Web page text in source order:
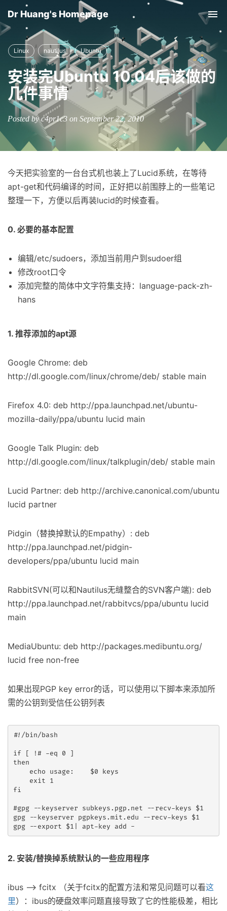
Dr Huang's Homepage
Linux nautilus Ubuntu
安装完Ubuntu 10.04后该做的
几件事情
Posted by c4pr1c3 on September 22, 2010
今天把实验室的一台台式机也装上了Lucid系统，在等待
apt-get和代码编译的时间，正好把以前围脖上的一些笔记
整理一下，方便以后再装lucid的时候查看。
0. 必要的基本配置
编辑/etc/sudoers，添加当前用户到sudoer组
修改root口令
添加完整的简体中文字符集支持：language-pack-zh-
hans
1. 推荐添加的apt源
Google Chrome: deb
http://dl.google.com/linux/chrome/deb/ stable main
Firefox 4.0: deb http://ppa.launchpad.net/ubuntu-
mozilla-daily/ppa/ubuntu lucid main
Google Talk Plugin: deb
http://dl.google.com/linux/talkplugin/deb/ stable main
Lucid Partner: deb http://archive.canonical.com/ubuntu
lucid partner
Pidgin（替换掉默认的Empathy）: deb
http://ppa.launchpad.net/pidgin-
developers/ppa/ubuntu lucid main
RabbitSVN(可以和Nautilus无缝整合的SVN客户端): deb
http://ppa.launchpad.net/rabbitvcs/ppa/ubuntu lucid
main
MediaUbuntu: deb http://packages.medibuntu.org/
lucid free non-free
如果出现PGP key error的话，可以使用以下脚本来添加所
需的公钥到受信任公钥列表
#!/bin/bash
if [ !# -eq 0 ]
then
    echo usage:    $0 keys
    exit 1
fi
#gpg --keyserver subkeys.pgp.net --recv-keys $1
gpg --keyserver pgpkeys.mit.edu --recv-keys $1
2. 安装/替换掉系统默认的一些应用程序
ibus —-> fcitx （关于fcitx的配置方法和常见问题可以看这
里）：ibus的硬盘效率问题直接导致了它的性能极差，相比